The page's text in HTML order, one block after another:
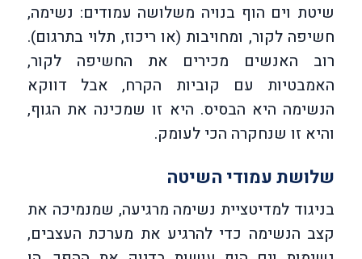
שיטת וים הוף בנויה משלושה עמודים: נשימה,
חשיפה לקור, ומחויבות (או ריכוז, תלוי בתרגום).
רוב האנשים מכירים את החשיפה לקור,
האמבטיות עם קוביות הקרח, אבל דווקא
הנשימה היא הבסיס. היא זו שמכינה את הגוף,
והיא זו שנחקרה הכי לעומק.
שלושת עמודי השיטה
בניגוד למדיטציית נשימה מרגיעה, שמנמיכה את
קצב הנשימה כדי להרגיע את מערכת העצבים,